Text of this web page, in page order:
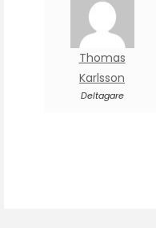
Thomas
Karlsson
Deltagare